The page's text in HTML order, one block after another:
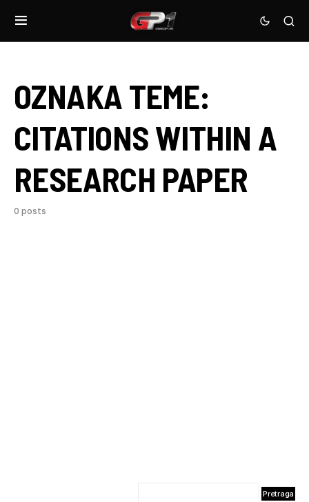
OZNAKA TEME:
CITATIONS WITHIN A
RESEARCH PAPER
0 posts